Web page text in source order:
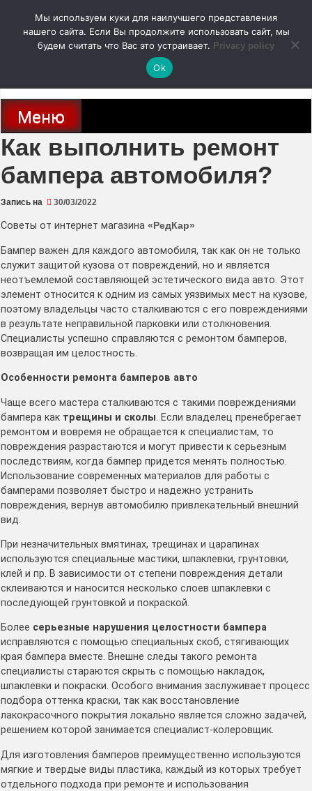
содержимому
autodoc24.ru
Новости про современные автомобили и не только, новинки зарубежного
и отечественного автопрома
Меню
Как выполнить ремонт
бампера автомобиля?
Запись на 30/03/2022
Советы от интернет магазина «РедКар»
Бампер важен для каждого автомобиля, так как он не только
служит защитой кузова от повреждений, но и является
неотъемлемой составляющей эстетического вида авто. Этот
элемент относится к одним из самых уязвимых мест на кузове,
поэтому владельцы часто сталкиваются с его повреждениями
в результате неправильной парковки или столкновения.
Специалисты успешно справляются с ремонтом бамперов,
возвращая им целостность.
Особенности ремонта бамперов авто
Чаще всего мастера сталкиваются с такими повреждениями
бампера как трещины и сколы. Если владелец пренебрегает
ремонтом и вовремя не обращается к специалистам, то
повреждения разрастаются и могут привести к серьезным
последствиям, когда бампер придется менять полностью.
Использование современных материалов для работы с
бамперами позволяет быстро и надежно устранить
повреждения, вернув автомобилю привлекательный внешний
вид.
При незначительных вмятинах, трещинах и царапинах
используются специальные мастики, шпаклевки, грунтовки,
клей и пр. В зависимости от степени повреждения детали
склеиваются и наносится несколько слоев шпаклевки с
последующей грунтовкой и покраской.
Более серьезные нарушения целостности бампера
исправляются с помощью специальных скоб, стягивающих
края бампера вместе. Внешне следы такого ремонта
специалисты стараются скрыть с помощью накладок,
шпаклевки и покраски. Особого внимания заслуживает процесс
подбора оттенка краски, так как восстановление
лакокрасочного покрытия локально является сложно задачей,
решением которой занимается специалист-колеровщик.
Для изготовления бамперов преимущественно используются
мягкие и твердые виды пластика, каждый из которых требует
отдельного подхода при ремонте и использования
Мы используем куки для наилучшего представления
нашего сайта. Если Вы продолжите использовать сайт, мы
будем считать что Вас это устраивает. Privacy policy
Ok